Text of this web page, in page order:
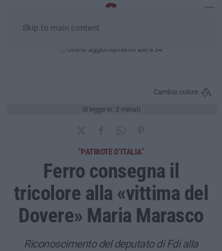
Skip to main content
Ultimo aggiornamento alle 8:34
Si legge in: 2 minuti
Cambia colore:
“PATRIOTE D’ITALIA”
Ferro consegna il
tricolore alla «vittima del
Dovere» Maria Marasco
Riconoscimento del deputato di Fdi alla